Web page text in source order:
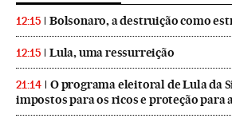
12:15 Bolsonaro, a destruição como
12:15 Lula, uma ressurreição
21:14
O programa eleitoral de Lula da
impostos para os ricos e proteção para